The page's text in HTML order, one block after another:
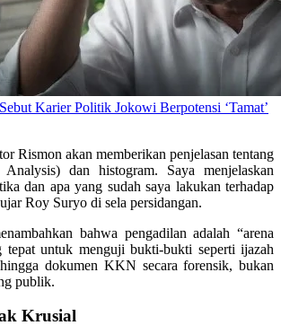
Karier Politik Jokowi Berpotensi ‘Tamat’
Rismon akan memberikan penjelasan tentang
dan histogram. Saya menjelaskan
dan apa yang sudah saya lakukan terhadap
Roy Suryo di sela persidangan.
bahwa pengadilan adalah “arena
tepat untuk menguji bukti-bukti seperti ijazah
dokumen KKN secara forensik, bukan
publik.
Krusial